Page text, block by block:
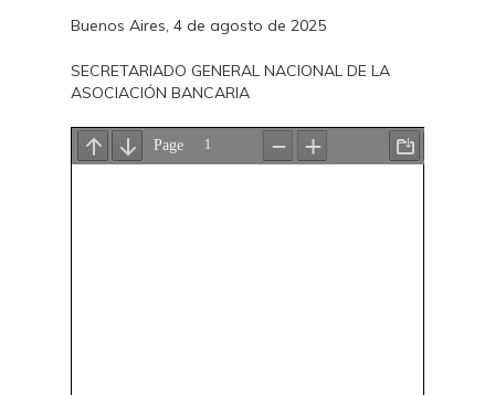
Buenos Aires, 4 de agosto de 2025
SECRETARIADO GENERAL NACIONAL DE LA
ASOCIACIÓN BANCARIA